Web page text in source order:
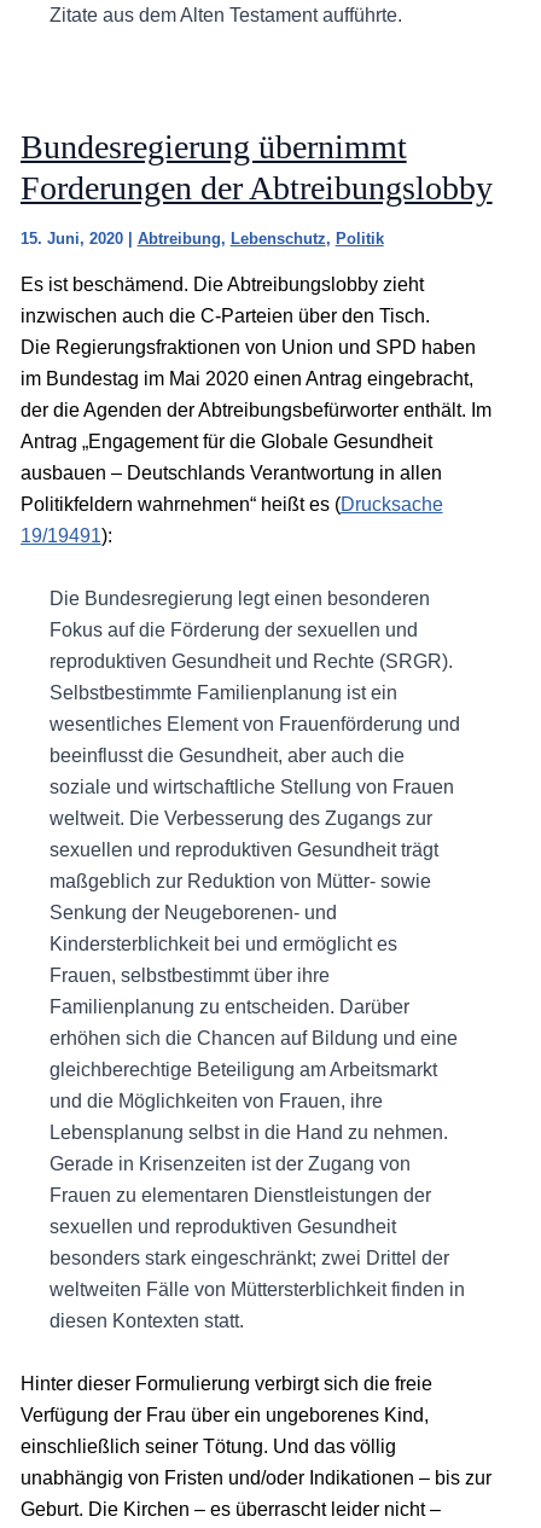
Zitate aus dem Alten Testament aufführte.
Bundesregierung übernimmt
Forderungen der Abtreibungslobby
15. Juni, 2020 Abtreibung, Lebenschutz, Politik
Es ist beschämend. Die Abtreibungslobby zieht
inzwischen auch die C-Parteien über den Tisch.
Die Regierungsfraktionen von Union und SPD haben
im Bundestag im Mai 2020 einen Antrag eingebracht,
der die Agenden der Abtreibungsbefürworter enthält. Im
Antrag „Engagement für die Globale Gesundheit
ausbauen – Deutschlands Verantwortung in allen
Politikfeldern wahrnehmen“ heißt es (Drucksache
19/19491):
Die Bundesregierung legt einen besonderen
Fokus auf die Förderung der sexuellen und
reproduktiven Gesundheit und Rechte (SRGR).
Selbstbestimmte Familienplanung ist ein
wesentliches Element von Frauenförderung und
beeinflusst die Gesundheit, aber auch die
soziale und wirtschaftliche Stellung von Frauen
weltweit. Die Verbesserung des Zugangs zur
sexuellen und reproduktiven Gesundheit trägt
maßgeblich zur Reduktion von Mütter- sowie
Senkung der Neugeborenen- und
Kindersterblichkeit bei und ermöglicht es
Frauen, selbstbestimmt über ihre
Familienplanung zu entscheiden. Darüber
erhöhen sich die Chancen auf Bildung und eine
gleichberechtige Beteiligung am Arbeitsmarkt
und die Möglichkeiten von Frauen, ihre
Lebensplanung selbst in die Hand zu nehmen.
Gerade in Krisenzeiten ist der Zugang von
Frauen zu elementaren Dienstleistungen der
sexuellen und reproduktiven Gesundheit
besonders stark eingeschränkt; zwei Drittel der
weltweiten Fälle von Müttersterblichkeit finden in
diesen Kontexten statt.
Hinter dieser Formulierung verbirgt sich die freie
Verfügung der Frau über ein ungeborenes Kind,
einschließlich seiner Tötung. Und das völlig
unabhängig von Fristen und/oder Indikationen – bis zur
Geburt. Die Kirchen – es überrascht leider nicht –